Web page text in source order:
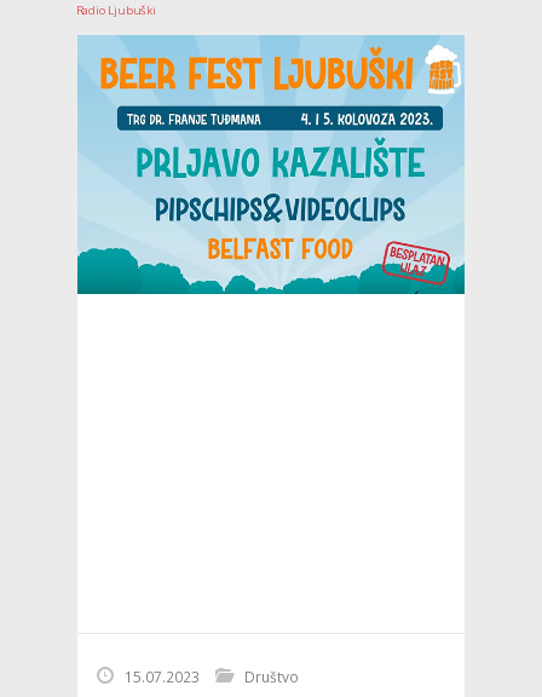
Radio Ljubuški
15.07.2023 Društvo